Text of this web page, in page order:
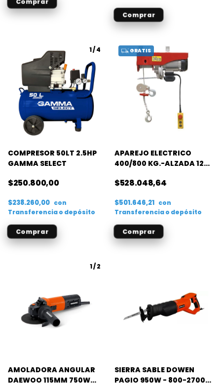
1/4
COMPRESOR 50LT 2.5HP
GAMMA SELECT
$250.800,00
$238.260,00 con
Transferencia o depósito
GRATIS
APAREJO ELECTRICO
400/800 KG.-ALZADA 12
$528.048,64
$501.646,21 con
Transferencia o depósito
1/2
AMOLADORA ANGULAR
DAEWOO 115MM 750W
SIERRA SABLE DOWEN
PAGIO 950W - 800-2700